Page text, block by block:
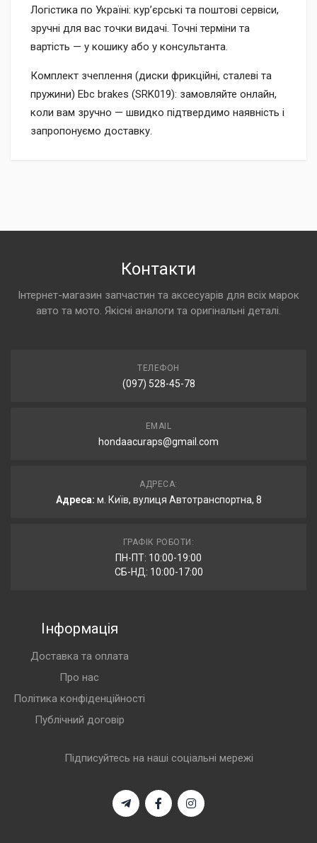
Логістика по Україні: кур’єрські та поштові сервіси,
зручні для вас точки видачі. Точні терміни та
вартість — у кошику або у консультанта.
Комплект зчеплення (диски фрикційні, сталеві та
пружини) Ebc brakes (SRK019): замовляйте онлайн,
коли вам зручно — швидко підтвердимо наявність і
запропонуємо доставку.
Контакти
Інтернет-магазин запчастин та аксесуарів для всіх марок
авто та мото. Якісні аналоги та оригінальні деталі.
ТЕЛЕФОН
(097) 528-45-78
EMAIL
hondaacuraps@gmail.com
АДРЕСА:
Адреса: м. Київ, вулиця Автотранспортна, 8
ГРАФІК РОБОТИ:
ПН-ПТ: 10:00-19:00
СБ-НД: 10:00-17:00
Інформація
Доставка та оплата
Про нас
Політика конфіденційності
Публічний договір
Підписуйтесь на наші соціальні мережі